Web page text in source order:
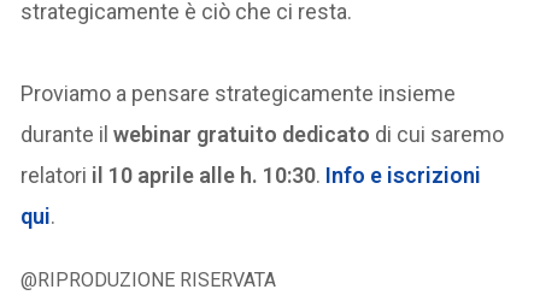
strategicamente è ciò che ci resta.
Proviamo a pensare strategicamente insieme
durante ilwebinar gratuito dedicato di cui saremo
relatori il 10 aprile alle h. 10:30. Info e iscrizioni
qui.
@RIPRODUZIONE RISERVATA